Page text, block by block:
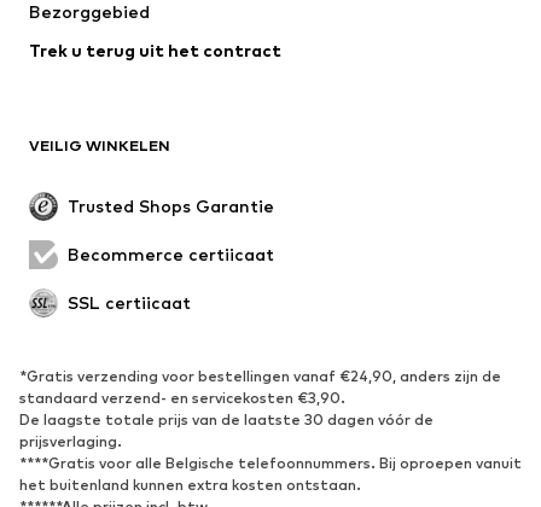
Ondergoed
Mantels
Rokken
Evenementen
SCHOENEN
Sneakers
Enkellaarsjes
Pumps & hakken
Laarzen
Sandalen
Sportschoenen
Ballerina's
Bezorggebied
Trek u terug uit het contract
VEILIG WINKELEN
Trusted Shops Garantie
Becommerce certificaat
SSL certificaat
*Gratis verzending voor bestellingen vanaf €24,90, anders zijn de
standaard verzend- en servicekosten €3,90.
De laagste totale prijs van de laatste 30 dagen vóór de
prijsverlaging.
****Gratis voor alle Belgische telefoonnummers. Bij oproepen vanuit
het buitenland kunnen extra kosten ontstaan.